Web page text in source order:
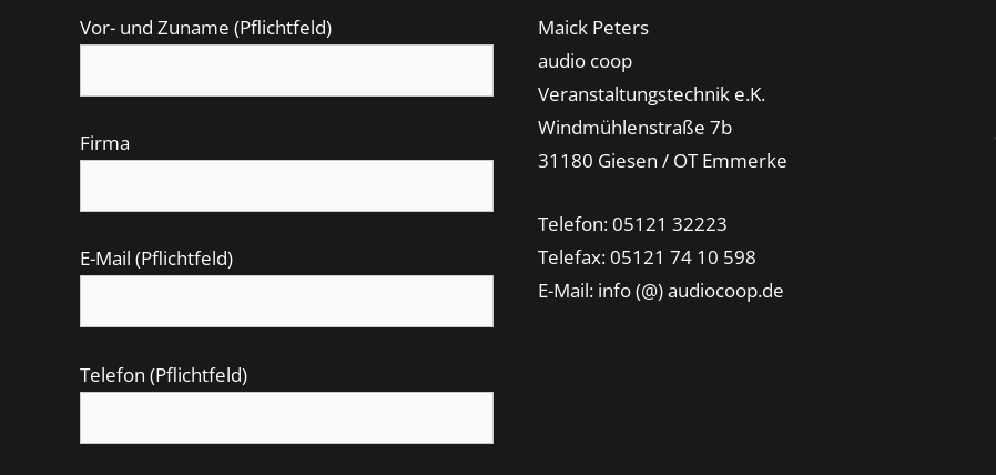
Vor- und Zuname (Pflichtfeld)
Firma
E-Mail (Pflichtfeld)
Telefon (Pflichtfeld)
Maick Peters
audio coop
Veranstaltungstechnik e.K.
Windmühlenstraße 7b
31180 Giesen / OT Emmerke
Telefon: 05121 32223
Telefax: 05121 74 10 598
E-Mail: info (@) audiocoop.de